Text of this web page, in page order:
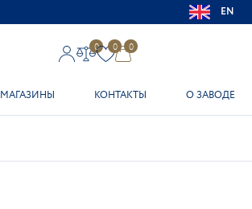
EN
0 0 0
МАГАЗИНЫ КОНТАКТЫ О ЗАВОДЕ